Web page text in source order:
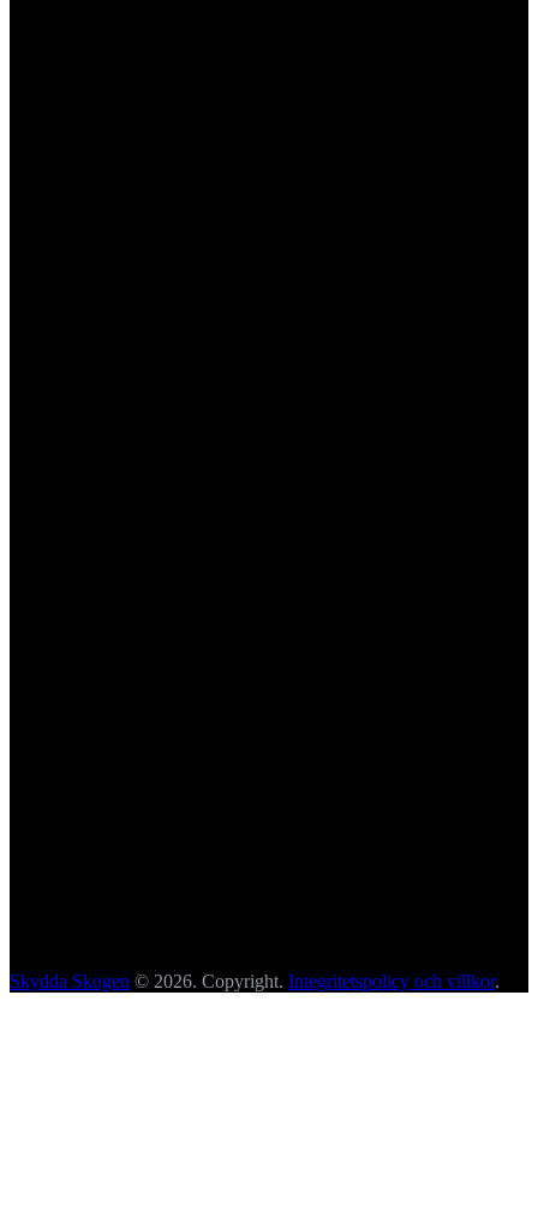
Skydda Skogen © 2026. Copyright. Integritetspolicy och villkor.